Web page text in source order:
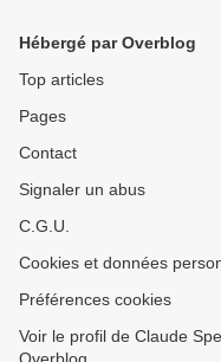
2019 (J+3761 après le
négatif fondateur)
Hébergé par Overblog
Top articles
Pages
Contact
Signaler un abus
C.G.U.
Cookies et données
Préférences cookies
Voir le profil de Claude